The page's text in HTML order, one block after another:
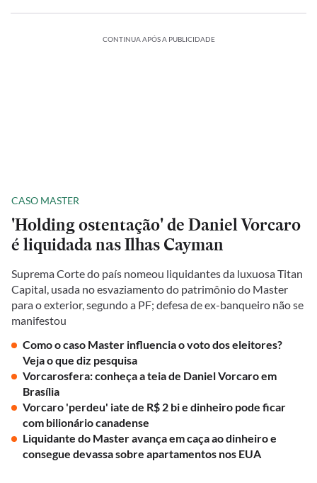
CONTINUA APÓS A PUBLICIDADE
CASO MASTER
'Holding ostentação' de Daniel Vorcaro
é liquidada nas Ilhas Cayman
Suprema Corte do país nomeou liquidantes da luxuosa Titan
Capital, usada no esvaziamento do patrimônio do Master
para o exterior, segundo a PF; defesa de ex-banqueiro não se
manifestou
Como o caso Master influencia o voto dos eleitores?
Veja o que diz pesquisa
Vorcarosfera: conheça a teia de Daniel Vorcaro em
Brasília
Vorcaro 'perdeu' iate de R$ 2 bi e dinheiro pode ficar
com bilionário canadense
Liquidante do Master avança em caça ao dinheiro e
consegue devassa sobre apartamentos nos EUA